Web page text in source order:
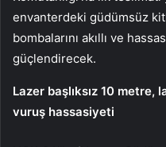
envanterdeki güdümsüz
bombalarını akıllı ve
güçlendirecek.
Lazer başlıksız 10 metre,
vuruş hassasiyeti